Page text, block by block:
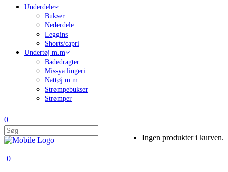
Underdele
Bukser
Nederdele
Leggins
Shorts/capri
Undertøj m.m
Badedragter
Missya lingeri
Nattøj m.m.
Strømpebukser
Strømper
0
Ingen produkter i kurven.
0